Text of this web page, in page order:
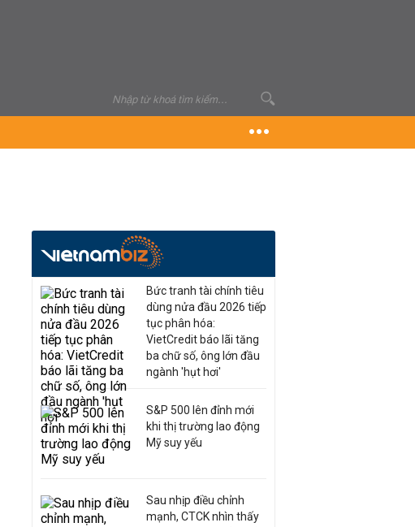
Bức tranh tài chính tiêu
dùng nửa đầu 2026 tiếp
tục phân hóa:
VietCredit báo lãi tăng
ba chữ số, ông lớn đầu
ngành 'hụt hơi'
S&P 500 lên đỉnh mới
khi thị trường lao động
Mỹ suy yếu
Sau nhịp điều chỉnh
mạnh, CTCK nhìn thấy